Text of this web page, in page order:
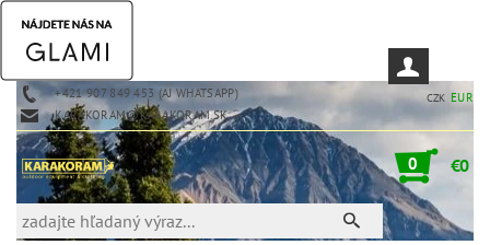
+421 907 849 453 (AJ WHATSAPP)
KARAKORAM@KARAKORAM.SK
CZK EUR
0 €0